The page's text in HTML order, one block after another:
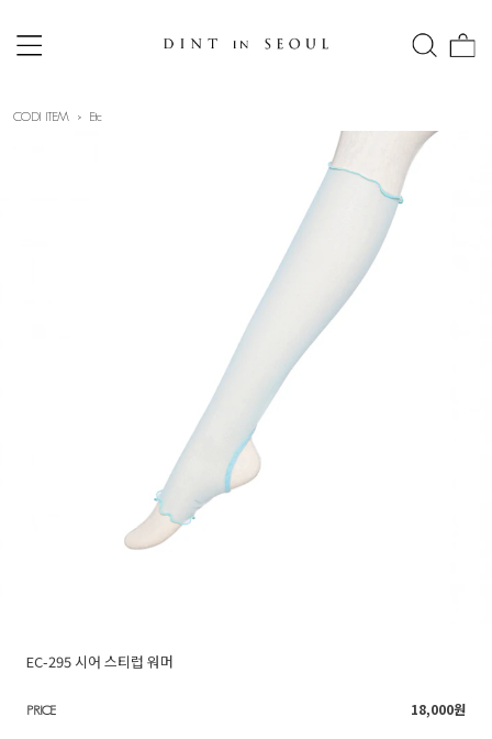
CODI ITEM Etc
EC-295 시어 스티럽 워머
PRICE 18,000원